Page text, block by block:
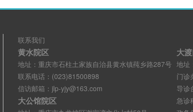
联系我们
黄水院区
地址：重庆市石柱土家族自治县黄水镇莼乡路287号
联系电话：(023)81500898
信访邮箱：jlp-yjy@163.com
大公馆院区
大
地址
门诊
导诊
急诊